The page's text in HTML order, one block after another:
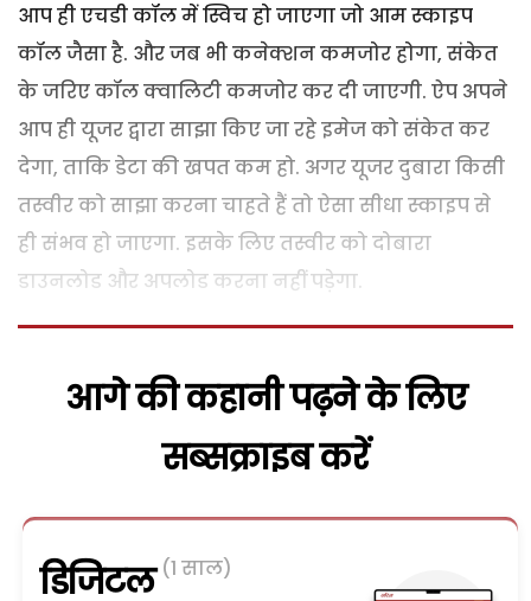
आप ही एचडी कॉल में स्विच हो जाएगा जो आम स्काइप
कॉल जैसा है. और जब भी कनेक्शन कमजोर होगा, संकेत
के जरिए कॉल क्वालिटी कमजोर कर दी जाएगी. ऐप अपने
आप ही यूजर द्वारा साझा किए जा रहे इमेज को संकेत कर
देगा, ताकि डेटा की खपत कम हो. अगर यूजर दुबारा किसी
तस्वीर को साझा करना चाहते हैं तो ऐसा सीधा स्काइप से
ही संभव हो जाएगा. इसके लिए तस्वीर को दोबारा
डाउनलोड और अपलोड करना नहीं पड़ेगा.
आगे की कहानी पढ़ने के लिए
सब्सक्राइब करें
डिजिटल (1 साल)